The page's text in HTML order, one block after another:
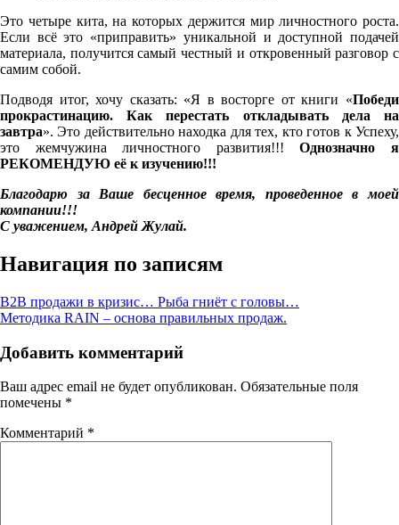
Это четыре кита, на которых держится мир личностного роста.
Если всё это «приправить» уникальной и доступной подачей
материала, получится самый честный и откровенный разговор с
самим собой.
Подводя итог, хочу сказать: «Я в восторге от книги «Победи
прокрастинацию. Как перестать откладывать дела на
завтра». Это действительно находка для тех, кто готов к Успеху,
это жемчужина личностного развития!!!Однозначно я
РЕКОМЕНДУЮ её к изучению!!!
Благодарю за Ваше бесценное время, проведенное в моей
компании!!!
С уважением, Андрей Жулай.
Навигация по записям
B2B продажи в кризис… Рыба гниёт с головы…
Методика RAIN – основа правильных продаж.
Добавить комментарий
Ваш адрес email не будет опубликован. Обязательные поля
помечены *
Комментарий *